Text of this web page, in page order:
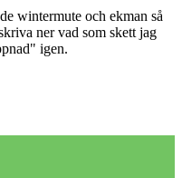
wintermute och ekman så
ner vad som skett jag
igen.